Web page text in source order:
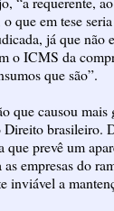
que em tese
já que não
o ICMS da
que são”.
que causou mais
brasileiro.
que prevê um
empresas do
inviável a